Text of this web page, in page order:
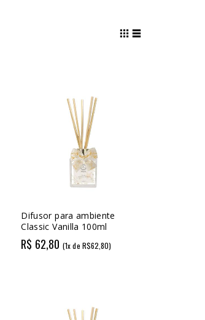
Difusor para ambiente
Classic Vanilla 100ml
R$ 62,80 (1x de R$62,80)